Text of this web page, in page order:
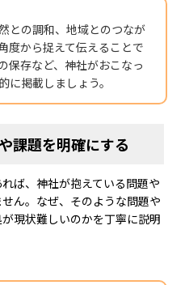
との調和、地域とのつなが
度から捉えて伝えることで
保存など、神社がおこなっ
に掲載しましょう。
課題を明確にする
ば、神社が抱えている問題や
ん。なぜ、そのような問題や
現状難しいのかを丁寧に説明